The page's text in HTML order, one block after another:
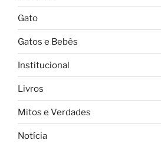
Gato
Gatos e Bebês
Institucional
Livros
Mitos e Verdades
Notícia